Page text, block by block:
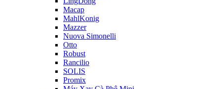
Macap
MahlKonig
Mazzer
Nuova Simonelli
Otto
Robust
Rancilio
SOLIS
Promix